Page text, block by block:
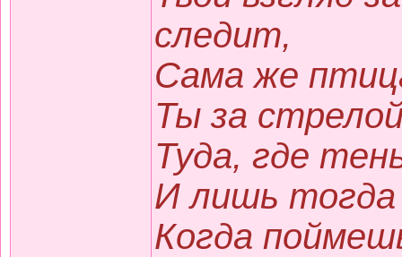
следит,
Сама же
Ты за
Туда, где
И лишь тогда
Когда